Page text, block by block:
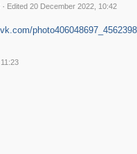
· Edited 20 December 2022, 10:42